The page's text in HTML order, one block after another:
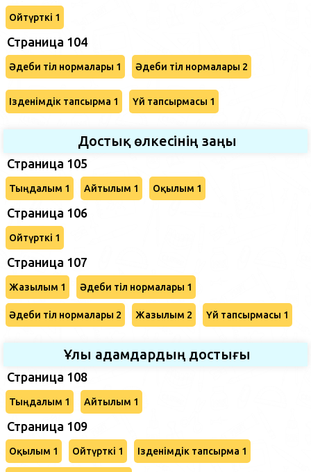
Ойтүрткі 1
Страница 104
Әдеби тіл нормалары 1 Әдеби тіл нормалары 2
Ізденімдік тапсырма 1 Үй тапсырмасы 1
Достық өлкесінің заңы
Страница 105
Тыңдалым 1 Айтылым 1 Оқылым 1
Страница 106
Ойтүрткі 1
Страница 107
Жазылым 1 Әдеби тіл нормалары 1
Әдеби тіл нормалары 2 Жазылым 2 Үй тапсырмасы 1
Ұлы адамдардың достығы
Страница 108
Тыңдалым 1 Айтылым 1
Страница 109
Оқылым 1 Ойтүрткі 1 Ізденімдік тапсырма 1